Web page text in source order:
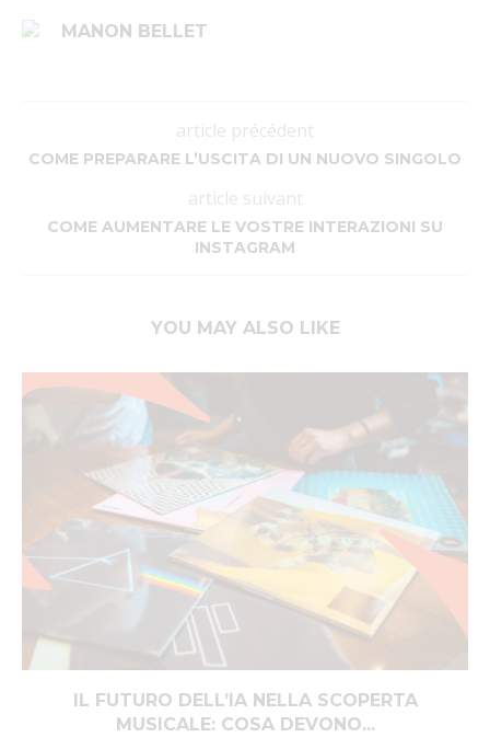
MANON BELLET
article précédent
COME PREPARARE L’USCITA DI UN NUOVO SINGOLO
article suivant
COME AUMENTARE LE VOSTRE INTERAZIONI SU
INSTAGRAM
YOU MAY ALSO LIKE
IL FUTURO DELL’IA NELLA SCOPERTA
MUSICALE: COSA DEVONO...